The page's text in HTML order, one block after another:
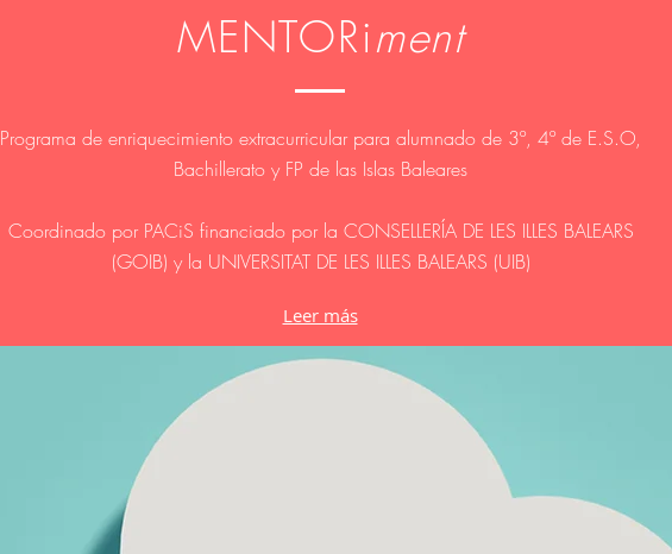
MENTORiment
Programa de enriquecimiento extracurricular para alumnado de 3º, 4º de E.S.O,
Bachillerato y FP de las Islas Baleares
Coordinado por PACiS financiado por la CONSELLERÍA DE LES ILLES BALEARS
(GOIB) y la UNIVERSITAT DE LES ILLES BALEARS (UIB)
Leer más